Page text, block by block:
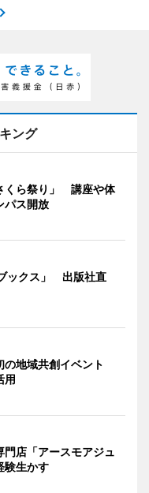
ング
くら祭り」 講座や体
パス開放
ックス」 出版社直
の地域共創イベント
用
店「アースモアジュ
験生かす